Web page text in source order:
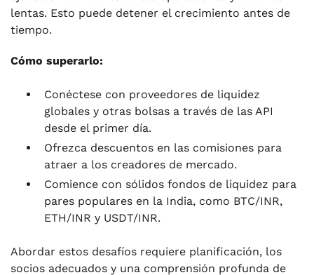
lentas. Esto puede detener el crecimiento antes de
tiempo.
Cómo superarlo:
Conéctese con proveedores de liquidez
globales y otras bolsas a través de las API
desde el primer día.
Ofrezca descuentos en las comisiones para
atraer a los creadores de mercado.
Comience con sólidos fondos de liquidez para
pares populares en la India, como BTC/INR,
ETH/INR y USDT/INR.
Abordar estos desafíos requiere planificación, los
socios adecuados y una comprensión profunda de